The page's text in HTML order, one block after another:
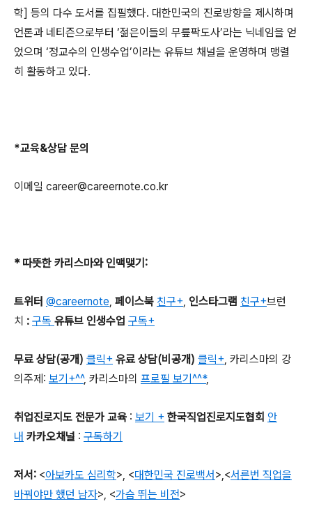
학] 등의 다수 도서를 집필했다. 대한민국의 진로방향을 제시하며
언론과 네티즌으로부터 ‘젊은이들의 무릎팍도사’라는 닉네임을 얻
었으며 ‘정교수의 인생수업’이라는 유튜브 채널을 운영하며 맹렬
히 활동하고 있다.
*교육&상담 문의
이메일 career@careernote.co.kr
* 따뜻한 카리스마와 인맥맺기 :
트위터 @careernote, 페이스북 친구+, 인스타그램 친구+브런
치 : 구독 유튜브 인생수업 구독+
무료 상담(공개) 클릭+ 유료 상담(비공개) 클릭+, 카리스마의 강
의주제 : 보기+^^, 카리스마의 프로필 보기^^*,
취업진로지도 전문가 교육 : 보기 + 한국직업진로지도협회 안
내 카카오채널 : 구독하기
저서 : <아보카도 심리학>, <대한민국 진로백서>,<서른번 직업을
바꿔야만 했던 남자>, <가슴 뛰는 비전>